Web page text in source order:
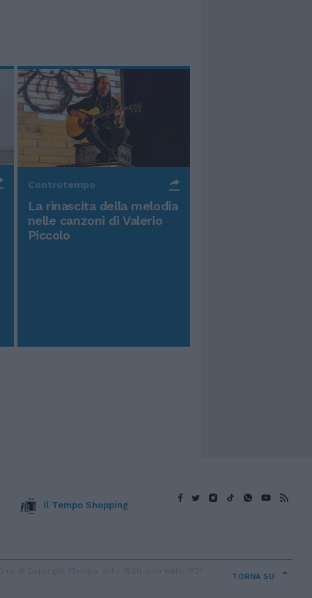
Controtempo
La rinascita della melodia
nelle canzoni di Valerio
Piccolo
Il Tempo Shopping
TORNA SU